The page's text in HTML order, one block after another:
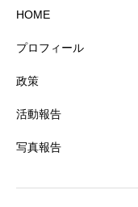
HOME
プロフィール
政策
活動報告
写真報告